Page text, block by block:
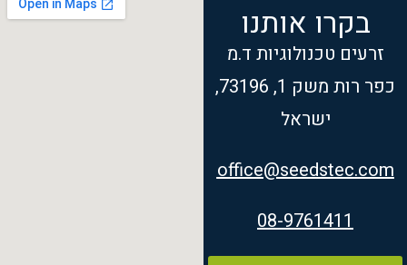
בקרו אותנו
זרעים טכנולוגיות ד.מ
כפר רות משק 1, 73196,
ישראל
office@seedstec.com
08-9761411